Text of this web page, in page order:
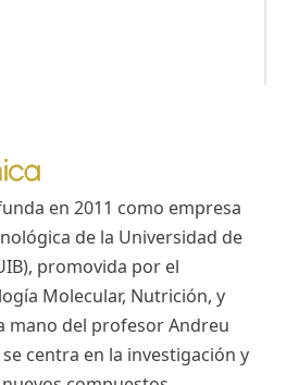
en 2011 como empresa
de la Universidad de
promovida por el
Molecular, Nutrición, y
mano del profesor Andreu
centra en la investigación y